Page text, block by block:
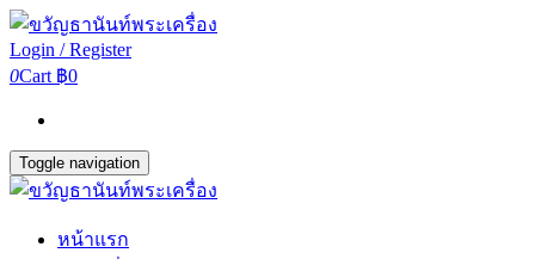
Login / Register
0Cart ฿0
Toggle navigation
หน้าแรก